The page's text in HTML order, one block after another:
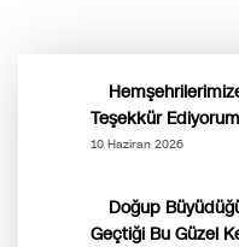
Teşekkür
10 Haziran 2026
Doğup
Geçtiği Bu Güzel